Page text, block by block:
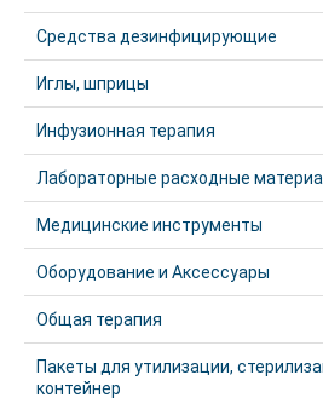
Средства дезинфицирующие
Иглы, шприцы
Инфузионная терапия
Лабораторные расходные
Медицинские инструменты
Оборудование и Аксессуары
Общая терапия
Пакеты для утилизации,
контейнер